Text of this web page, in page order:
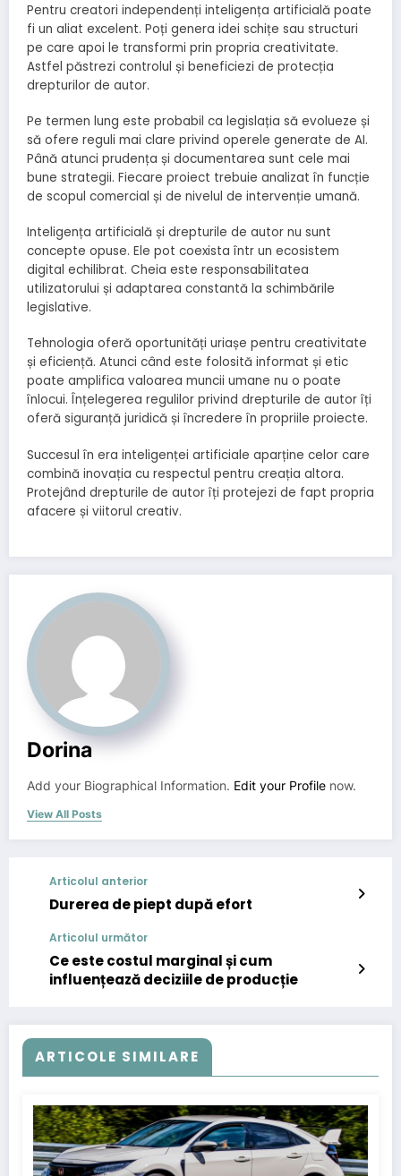
Pentru creatori independenți inteligența artificială poate
fi un aliat excelent. Poți genera idei schițe sau structuri
pe care apoi le transformi prin propria creativitate.
Astfel păstrezi controlul și beneficiezi de protecția
drepturilor de autor.
Pe termen lung este probabil ca legislația să evolueze și
să ofere reguli mai clare privind operele generate de AI.
Până atunci prudența și documentarea sunt cele mai
bune strategii. Fiecare proiect trebuie analizat în funcție
de scopul comercial și de nivelul de intervenție umană.
Inteligența artificială și drepturile de autor nu sunt
concepte opuse. Ele pot coexista într un ecosistem
digital echilibrat. Cheia este responsabilitatea
utilizatorului și adaptarea constantă la schimbările
legislative.
Tehnologia oferă oportunități uriașe pentru creativitate
și eficiență. Atunci când este folosită informat și etic
poate amplifica valoarea muncii umane nu o poate
înlocui. Înțelegerea regulilor privind drepturile de autor îți
oferă siguranță juridică și încredere în propriile proiecte.
Succesul în era inteligenței artificiale aparține celor care
combină inovația cu respectul pentru creația altora.
Protejând drepturile de autor îți protejezi de fapt propria
afacere și viitorul creativ.
Dorina
Add your Biographical Information. Edit your Profile now.
View All Posts
Articolul anterior
Durerea de piept după efort
Articolul următor
Ce este costul marginal și cum
influențează deciziile de producție
ARTICOLE SIMILARE